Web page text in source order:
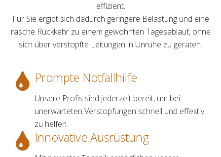
effizient.
Für Sie ergibt sich dadurch geringere Belastung und eine
rasche Rückkehr zu einem gewohnten Tagesablauf, ohne
sich über verstopfte Leitungen in Unruhe zu geraten.
Prompte Notfallhilfe
Unsere Profis sind jederzeit bereit, um bei
unerwarteten Verstopfungen schnell und effektiv
zu helfen.
Innovative Ausrüstung